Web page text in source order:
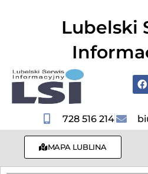
Lubelski
728 516 214
MAPA LUBLINA